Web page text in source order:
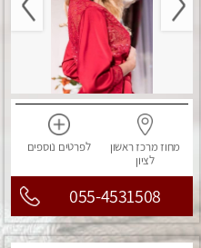
מחוז מרכזראשון
לציון
לפרטים נוספים
055-4531508